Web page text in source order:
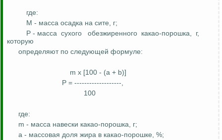
где:
M - масса осадка на сите, г;
P - масса сухого обезжиренного какао-порошка,
г,
которую
определяют по следующей формуле:
m x [100 - (a + b)]
P = -------------------,
100
где:
m - масса навески какао-порошка, г;
a - массовая доля жира в какао-порошке, %;